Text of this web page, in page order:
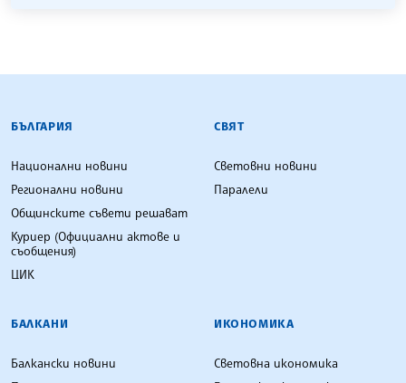
БЪЛГАРСКА ТЕЛЕГРАФНА АГЕНЦИЯ
БЪЛГАРИЯ
Национални новини
Регионални новини
Общинските съвети решават
Куриер (Официални актове и
съобщения)
ЦИК
СВЯТ
Световни новини
Паралели
БАЛКАНИ
Балкански новини
ИКОНОМИКА
Световна икономика